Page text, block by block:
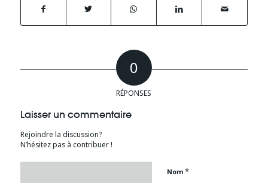
0
RÉPONSES
Laisser un commentaire
Rejoindre la discussion?
N’hésitez pas à contribuer !
Nom *